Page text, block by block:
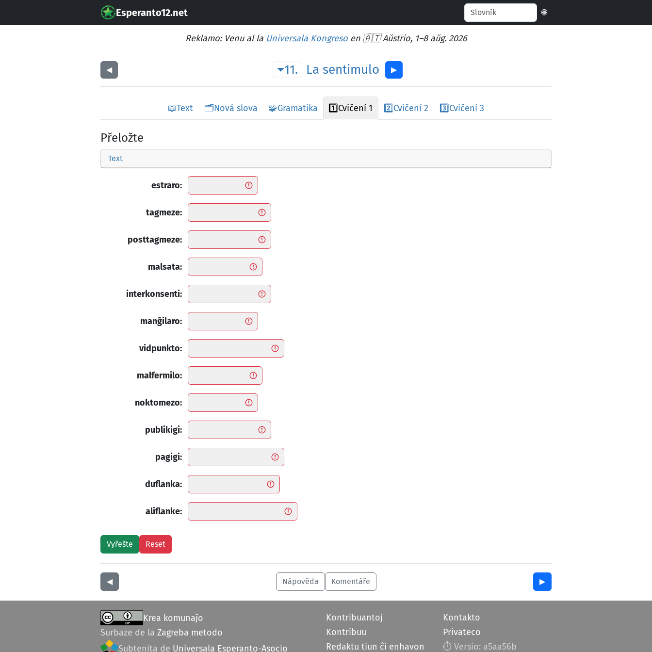
Esperanto12.net 🌐
Reklamo: Venu al la Universala Kongresoen 🇦🇹 Aŭstrio, 1–8 aŭg. 2026
◀︎ 11. La sentimulo ▶︎
📖Text 🗂️Nová slova 🧩Gramatika 1️⃣Cvičení 1 2️⃣Cvičení 2 3️⃣Cvičení 3
Přeložte
Text
estraro:
tagmeze:
posttagmeze:
malsata:
interkonsenti:
manĝilaro:
vidpunkto:
malfermilo:
noktomezo:
publikigi:
pagigi:
duflanka:
aliflanke:
◀︎ Nápověda Komentáře ▶︎
Krea komunaĵo
Surbaze de la Zagreba metodo
Subtenita de Universala Esperanto-Asocio
Kontribuantoj
Kontribuu
Redaktu tiun ĉi enhavon
Kontakto
Privateco
⏱︎ Versio: a5aa56b